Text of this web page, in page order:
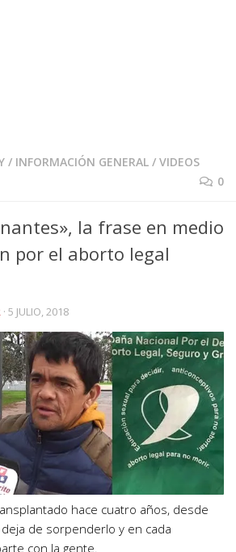
/ INFORMACIÓN GENERAL / VIDEOS
0
la frase en medio
por el aborto legal
· 5 JULIO, 2018
hace cuatro años, desde
de sorpenderlo y en cada
con la gente.